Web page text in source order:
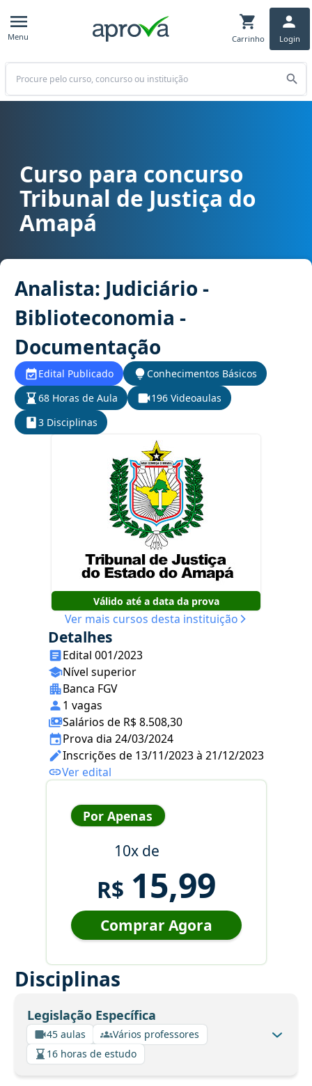
Menu Carrinho Login
Buscar
Curso para concurso TJ AP - Tribunal de Justiça do Amapá cargo
Curso para concurso
Tribunal de Justiça do
Amapá
Analista: Judiciário -
Biblioteconomia -
Documentação
Edital Publicado
Conhecimentos Básicos
68 Horas de Aula
196 Videoaulas
3 Disciplinas
Válido até a data da prova
Ver mais cursos desta instituição
Detalhes
Edital 001/2023
Nível superior
Banca FGV
1 vagas
Salários de R$ 8.508,30
Prova dia 24/03/2024
Inscrições de 13/11/2023 à 21/12/2023
Ver edital
Por Apenas
10x de
R$ 15,99
Comprar Agora
Disciplinas
Legislação Específica
45 aulas
Vários professores
16 horas de estudo